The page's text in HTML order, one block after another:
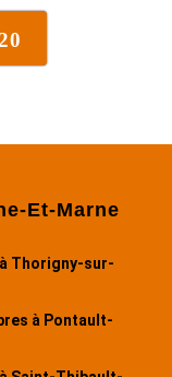
Et-Marne
Thorigny-sur-
à Pontault-